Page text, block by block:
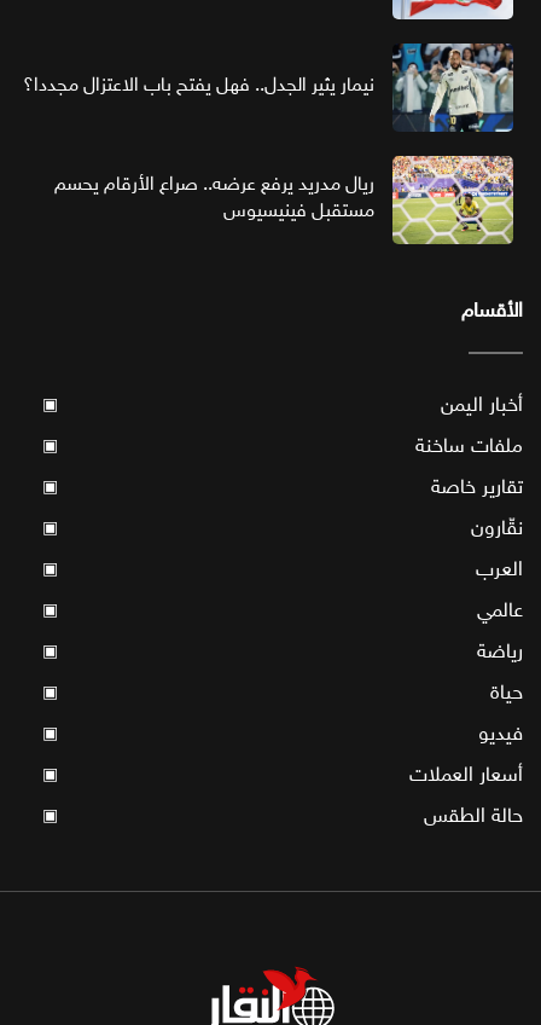
نيمار يثير الجدل.. فهل يفتح باب الاعتزال مجددا؟
ريال مدريد يرفع عرضه.. صراع الأرقام يحسم
مستقبل فينيسيوس
الأقسام
أخبار اليمن ▣
ملفات ساخنة ▣
تقارير خاصة ▣
نقّارون ▣
العرب ▣
عالمي ▣
رياضة ▣
حياة ▣
فيديو ▣
أسعار العملات ▣
حالة الطقس ▣